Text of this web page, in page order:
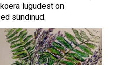
lugudest on
sündinud.